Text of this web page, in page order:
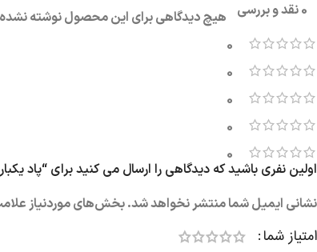
0 نقد و بررسی
0
0
0
0
0
هیچ دیدگاهی برای این محصول نوشته
اولین نفری باشید که دیدگاهی را ارسال می کنید برای “پاد یکبار مصرف هلو
نشانی ایمیل شما منتشر نخواهد شد.بخش‌های موردنیاز
امتیاز شما